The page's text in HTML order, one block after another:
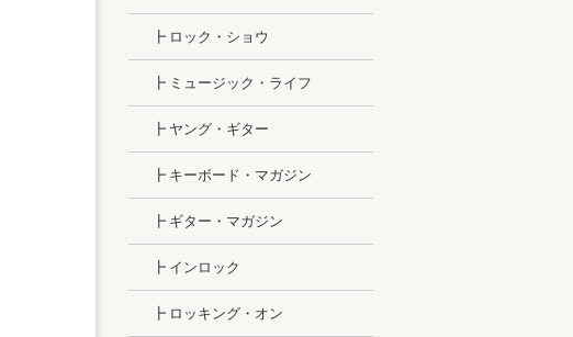
┣ ロック・ショウ
┣ ミュージック・ライフ
┣ ヤング・ギター
┣ キーボード・マガジン
┣ ギター・マガジン
┣ インロック
┣ ロッキング・オン